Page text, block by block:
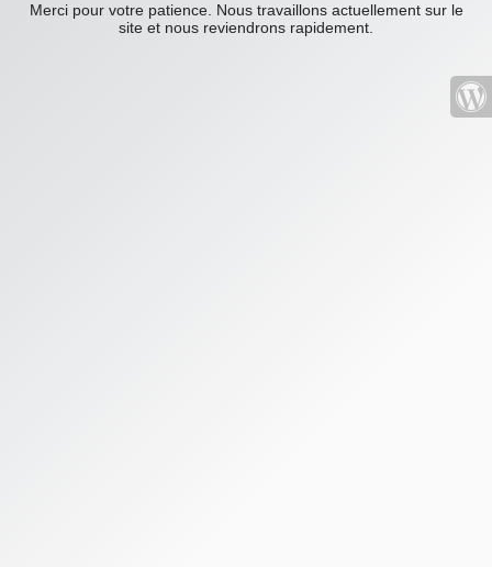
Merci pour votre patience. Nous travaillons actuellement sur le
site et nous reviendrons rapidement.